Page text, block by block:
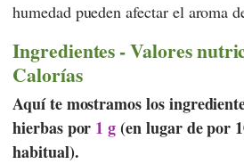
humedad pueden afectar el aroma
Ingredientes - Valores
Calorías
Aquí te mostramos los
hierbas por 1 g(en lugar de por
habitual).